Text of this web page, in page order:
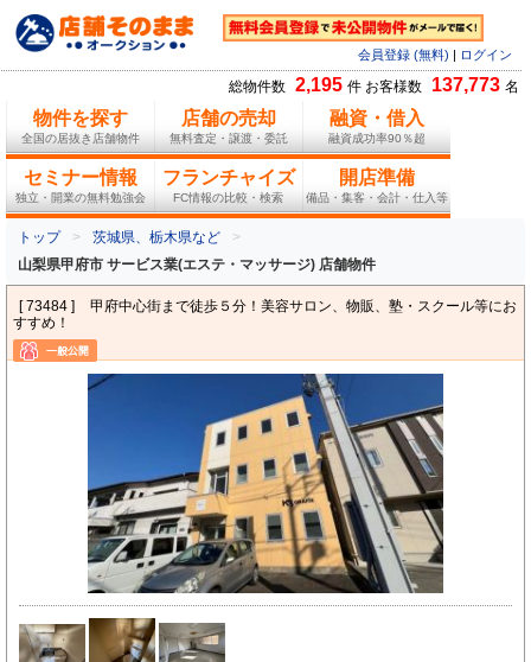
会員登録 (無料) ログイン
総物件数 2,195 件 お客様数 137,773 名
物件を探す
全国の居抜き店舗物件
店舗の売却
無料査定・譲渡・委託
融資・借入
融資成功率90％超
セミナー情報
独立・開業の無料勉強会
フランチャイズ
FC情報の比較・検索
開店準備
備品・集客・会計・仕入等
トップ
茨城県、栃木県など
山梨県甲府市 サービス業(エステ・マッサージ) 店舗物件
[ 73484 ]
甲府中心街まで徒歩５分！美容サロン、物販、塾・スクール等にお
すすめ！